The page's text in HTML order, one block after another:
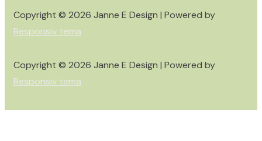
Copyright © 2026 Janne E Design | Powered by
Responsiv tema
Copyright © 2026 Janne E Design | Powered by
Responsiv tema